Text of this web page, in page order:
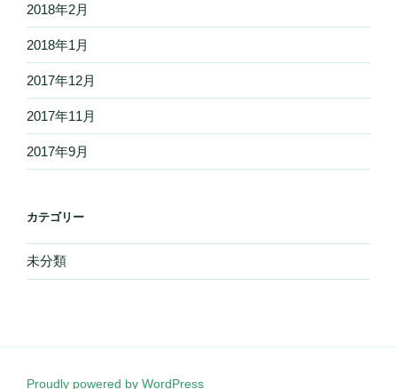
2018年2月
2018年1月
2017年12月
2017年11月
2017年9月
カテゴリー
未分類
Proudly powered by WordPress